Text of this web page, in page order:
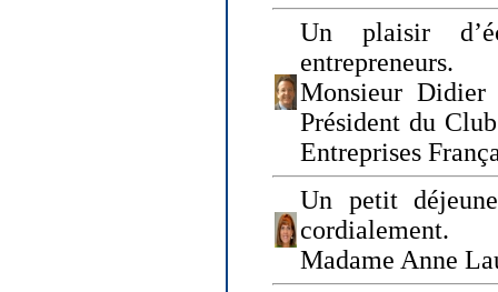
Un plaisir
entrepreneurs.
Monsieur
Président du
Entreprises
Un petit
cordialement.
Madame Anne